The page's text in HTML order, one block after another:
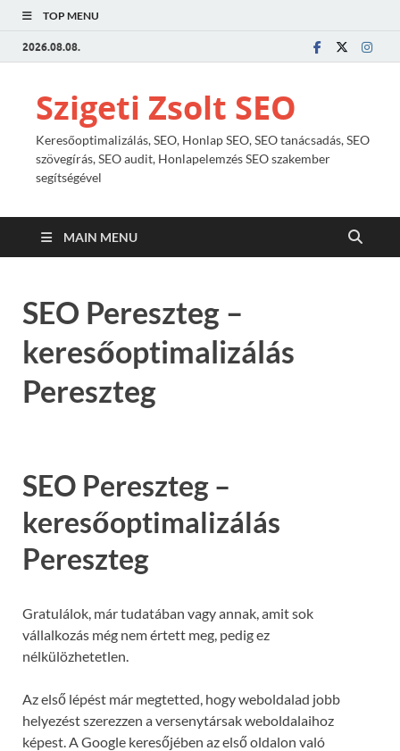
TOP MENU
2026.08.08.
Szigeti Zsolt SEO
Keresőoptimalizálás, SEO, Honlap SEO, SEO tanácsadás, SEO
szövegírás, SEO audit, Honlapelemzés SEO szakember
segítségével
MAIN MENU
SEO Pereszteg –
keresőoptimalizálás
Pereszteg
SEO Pereszteg –
keresőoptimalizálás
Pereszteg
Gratulálok, már tudatában vagy annak, amit sok
vállalkozás még nem értett meg, pedig ez
nélkülözhetetlen.
Az első lépést már megtetted, hogy weboldalad jobb
helyezést szerezzen a versenytársak weboldalaihoz
képest. A Google keresőjében az első oldalon való